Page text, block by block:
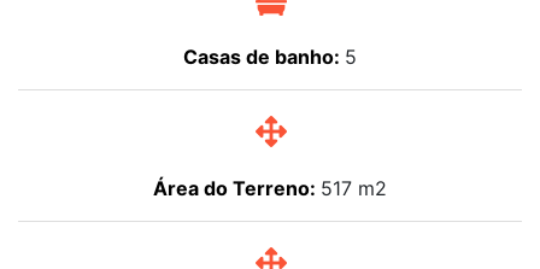
Casas de banho: 5
Área do Terreno: 517 m2